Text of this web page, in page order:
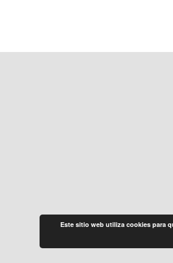
Este sitio web utiliza cookies para